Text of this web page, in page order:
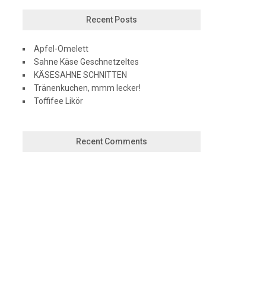
Recent Posts
Apfel-Omelett
Sahne Käse Geschnetzeltes
KÄSESAHNE SCHNITTEN
Tränenkuchen, mmm lecker!
Toffifee Likör
Recent Comments